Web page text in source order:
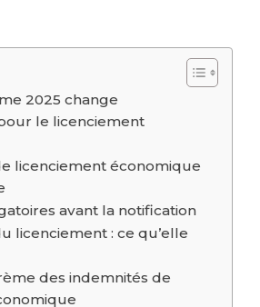
2025 change
le licenciement
licenciement économique
avant la notification
licenciement : ce qu’elle
des indemnités de